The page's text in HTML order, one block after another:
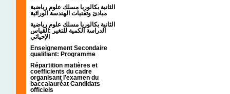
الثانية بكالوريا مسلك علوم رياضية
مبادئ وتقنيات الهندسة الوراثية
الثانية بكالوريا مسلك علوم رياضية
الدراسة الكمية للتغير :القياس
الإحيائي
Enseignement Secondaire
qualifiant: Programme
Répartition matières et
coefficients du cadre
organisant l’examen du
baccalauréat Candidats
officiels